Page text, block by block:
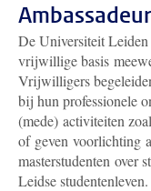
De Universiteit
vrijwillige basis
Vrijwilligers
bij hun professionele
(mede) activiteiten
of geven voorlichting
masterstudenten over
Leidse studentenleven.